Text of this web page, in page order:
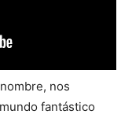
nos
fantástico